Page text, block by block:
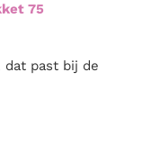
75
past bij de